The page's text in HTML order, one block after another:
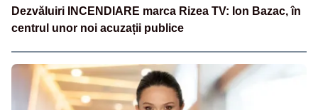
Dezvăluiri INCENDIARE marca Rizea TV: Ion Bazac, în
centrul unor noi acuzații publice